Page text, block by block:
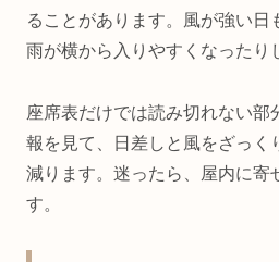
ることがあります。風が強い日
雨が横から入りやすくなったり
座席表だけでは読み切れない部
報を見て、日差しと風をざっく
減ります。迷ったら、屋内に寄
す。